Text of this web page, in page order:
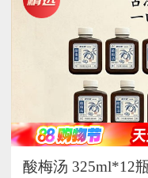
酸梅汤 325ml*12